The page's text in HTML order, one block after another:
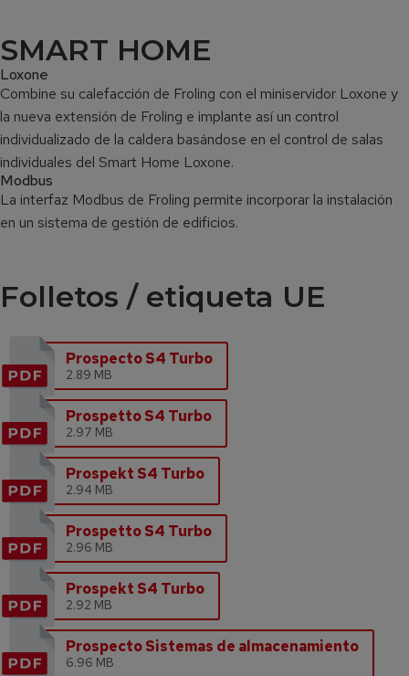
SMART HOME
Loxone
Combine su calefacción de Froling con el miniservidor Loxone y
la nueva extensión de Froling e implante así un control
individualizado de la caldera basándose en el control de salas
individuales del Smart Home Loxone.
Modbus
La interfaz Modbus de Froling permite incorporar la instalación
en un sistema de gestión de edificios.
Folletos / etiqueta UE
Prospecto S4 Turbo
2.89 MB
Prospetto S4 Turbo
2.97 MB
Prospekt S4 Turbo
2.94 MB
Prospetto S4 Turbo
2.96 MB
Prospekt S4 Turbo
2.92 MB
Prospecto Sistemas de almacenamiento
6.96 MB